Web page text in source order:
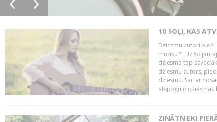
10 SOĻI, KAS
Dziesmu autori bieži
mūziku?”. Uz šo
dziesma top
dziesmu autors,
dziesmu. Sāc ar
atspoguļo dziesmas
ZINĀTNIEKI